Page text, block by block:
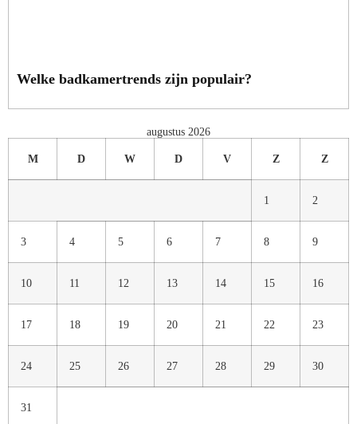
Welke badkamertrends zijn populair?
augustus 2026
M D W D V Z Z
1 2
3 4 5 6 7 8 9
10 11 12 13 14 15 16
17 18 19 20 21 22 23
24 25 26 27 28 29 30
31